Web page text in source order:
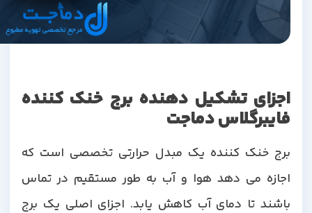
اجزای تشکیل دهنده برج خنک کننده
فایبرگلاس دماجت
برج خنک کننده یک مبدل حرارتی تخصصی است که
اجازه می دهد هوا و آب به طور مستقیم در تماس
باشند تا دمای آب کاهش یابد. اجزای اصلی یک برج